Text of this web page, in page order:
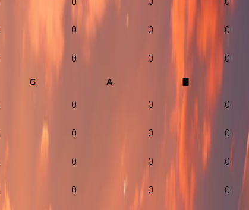
0 0 0
0 0 0
G
A
0 0 0
0 0 0
0 0 0
0 0 0